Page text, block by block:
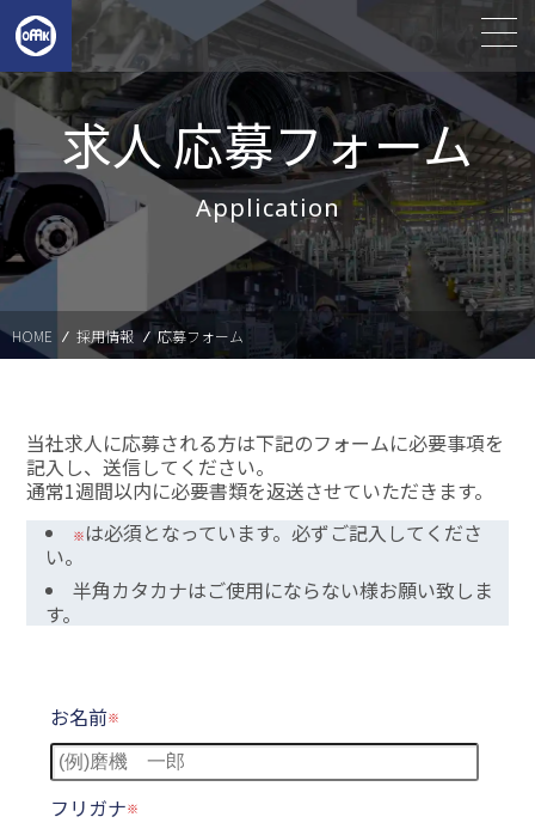
求人 応募フォーム
Application
HOME 採用情報 応募フォーム
当社求人に応募される方は下記のフォームに必要事項を
記入し、送信してください。
通常1週間以内に必要書類を返送させていただきます。
は必須となっています。必ずご記入してくださ
い。
半角カタカナはご使用にならない様お願い致しま
す。
お名前
フリガナ